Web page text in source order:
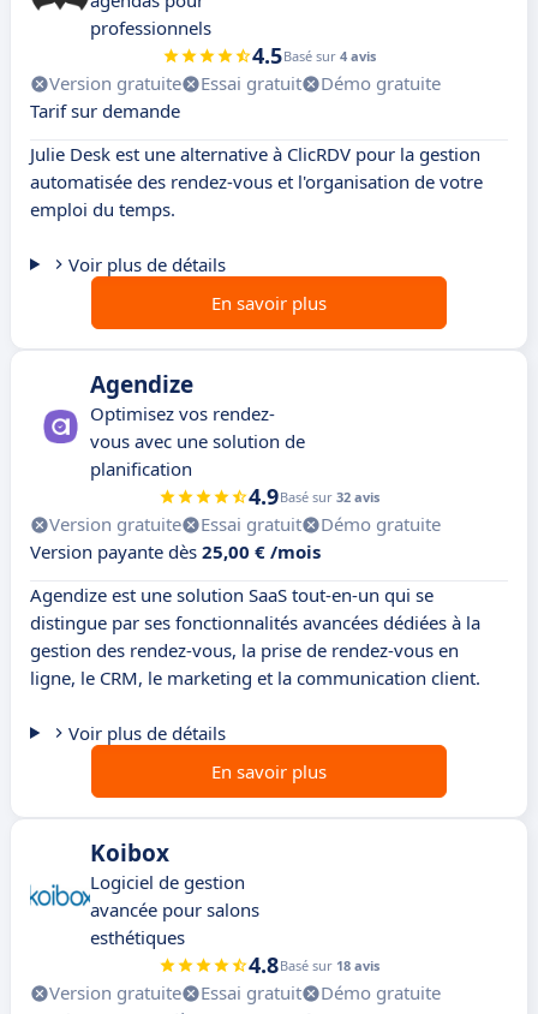
professionnels
4.5Basé sur 4 avis
Version gratuite Essai gratuit
Démo gratuite
Tarif sur demande
Julie Desk est une alternative à ClicRDV pour la gestion
automatisée des rendez-vous et l'organisation de votre
emploi du temps.
Voir plus de détails
En savoir plus
Agendize
Optimisez vos rendez-
vous avec une solution de
planification
4.9Basé sur 32 avis
Version gratuite Essai gratuit
Démo gratuite
Version payante dès 25,00 € /mois
Agendize est une solution SaaS tout-en-un qui se
distingue par ses fonctionnalités avancées dédiées à la
gestion des rendez-vous, la prise de rendez-vous en
ligne, le CRM, le marketing et la communication client.
Voir plus de détails
En savoir plus
Koibox
Logiciel de gestion
avancée pour salons
esthétiques
4.8Basé sur 18 avis
Version gratuite Essai gratuit
Démo gratuite